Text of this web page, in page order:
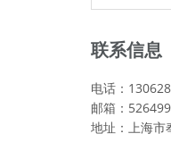
联系信息
电话：
邮箱：
地址：上海市